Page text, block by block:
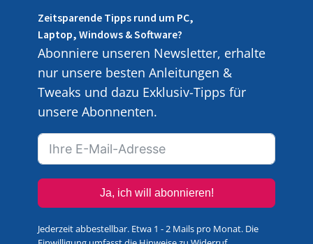
Zeitsparende Tipps rund um PC,
Laptop, Windows & Software?
Abonniere unseren Newsletter, erhalte
nur unsere besten Anleitungen &
Tweaks und dazu Exklusiv-Tipps für
unsere Abonnenten.
Ja, ich will abonnieren!
Jederzeit abbestellbar. Etwa 1 - 2 Mails pro Monat. Die